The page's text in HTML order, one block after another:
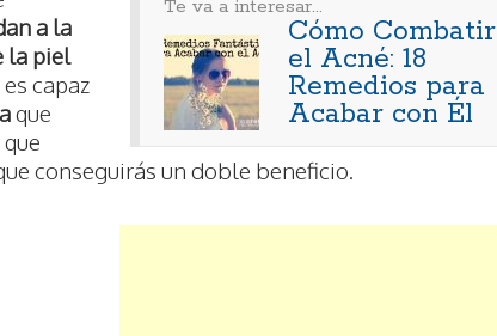
Te va a interesar...
Cómo Combatir
el Acné: 18
Remedios para
Acabar con Él
a la
la piel
capaz
que
conseguirás un doble beneficio.